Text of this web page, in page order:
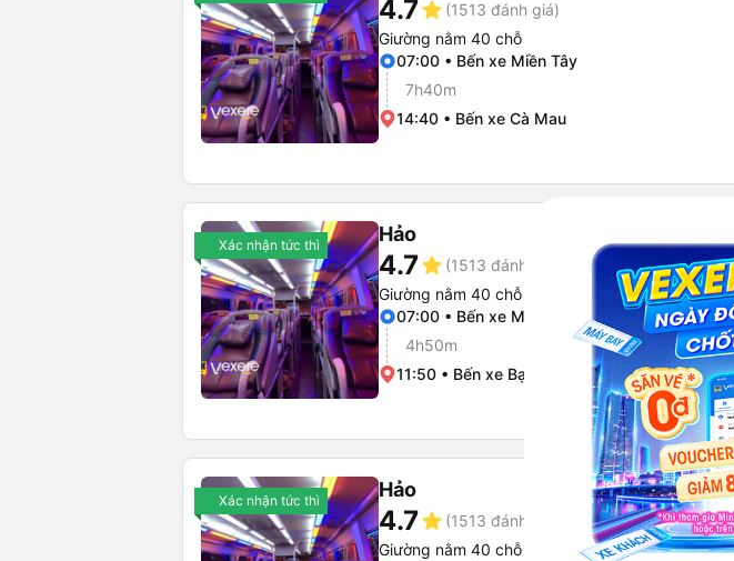
4.7star (1513 đánh giá)
Giường nằm 40 chỗ
07:00 • Bến xe Miền Tây
7h40m
14:40 • Bến xe Cà Mau
Xác nhận tức thì Hảo
4.7star (1513 đánh giá)
Giường nằm 40 chỗ
07:00 • Bến xe Miền Tây
4h50m
11:50 • Bến xe Bạc Liêu
Xác nhận tức thì Hảo
4.7star (1513 đánh giá)
Giường nằm 40 chỗ